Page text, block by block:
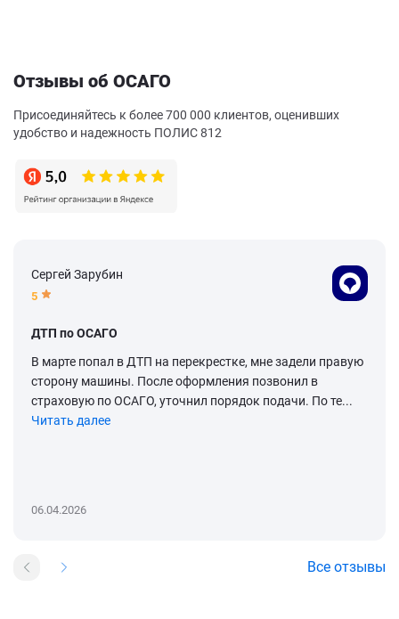
Отзывы об ОСАГО
Присоединяйтесь к более 700 000 клиентов, оценивших
удобство и надежность ПОЛИС 812
Сергей Зарубин
5
ДТП по ОСАГО
В марте попал в ДТП на перекрестке, мне задели правую
сторону машины. После оформления позвонил в
страховую по ОСАГО, уточнил порядок подачи. По те...
Читать далее
06.04.2026
Все отзывы